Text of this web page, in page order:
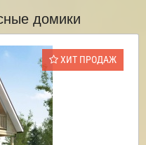
домики
ХИТ ПРОДАЖ